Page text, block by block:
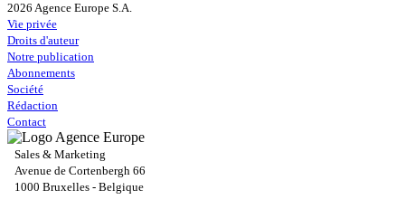
2026 Agence Europe S.A.
Vie privée
Droits d'auteur
Notre publication
Abonnements
Société
Rédaction
Contact
Sales & Marketing
Avenue de Cortenbergh 66
1000 Bruxelles - Belgique